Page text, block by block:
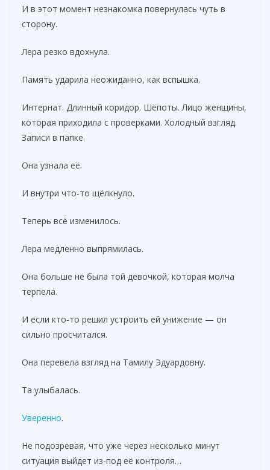
И в этот момент незнакомка повернулась чуть в
сторону.
Лера резко вдохнула.
Память ударила неожиданно, как вспышка.
Интернат. Длинный коридор. Шёпоты. Лицо женщины,
которая приходила с проверками. Холодный взгляд.
Записи в папке.
Она узнала её.
И внутри что-то щёлкнуло.
Теперь всё изменилось.
Лера медленно выпрямилась.
Она больше не была той девочкой, которая молча
терпела.
И если кто-то решил устроить ей унижение — он
сильно просчитался.
Она перевела взгляд на Тамилу Эдуардовну.
Та улыбалась.
Уверенно.
Не подозревая, что уже через несколько минут
ситуация выйдет из-под её контроля…